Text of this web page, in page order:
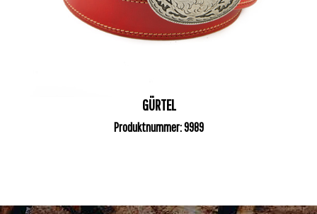
GÜRTEL
Produktnummer: 9989